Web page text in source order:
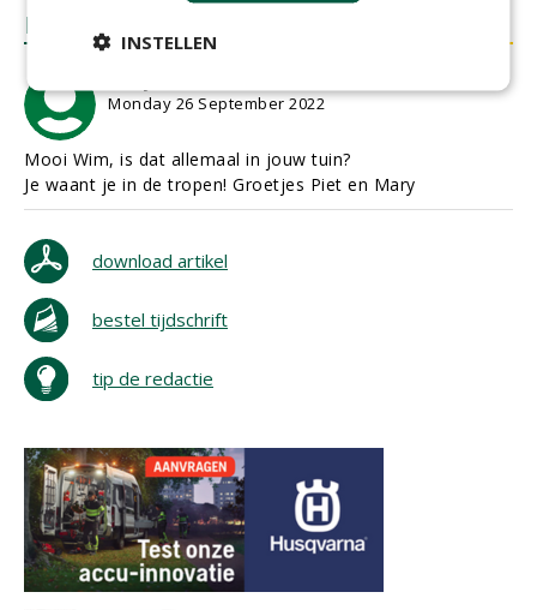
REACTIES
Monday 26 September 2022
Mooi Wim, is dat allemaal in jouw tuin?
Je waant je in de tropen! Groetjes Piet en Mary
download artikel
bestel tijdschrift
tip de redactie
INSTELLEN